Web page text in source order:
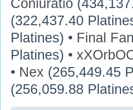
Coniuratio
(322,437.40
Platines) • Final Fan
Platines) •
• Nex (265,449.45
(256,059.88